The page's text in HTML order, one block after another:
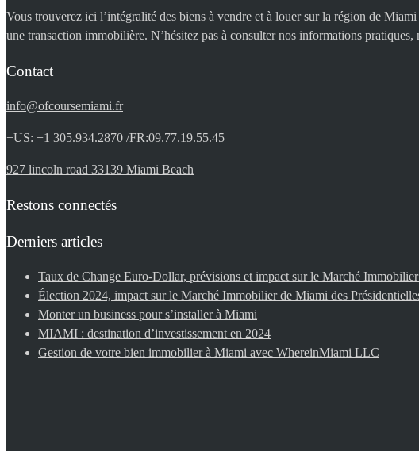
Vous trouverez ici l’intégralité des biens à vendre et à louer sur la région de
une transaction immobilière. N’hésitez pas à consulter nos informations
Contact
info@ofcoursemiami.fr
+US: +1 305.934.2870 /FR:09.77.19.55.45
927 lincoln road 33139 Miami Beach
Restons connectés
Derniers articles
Taux de Change Euro-Dollar, prévisions et impact sur le Marché
Élection 2024, impact sur le Marché Immobilier de Miami des
Monter un business pour s’installer à Miami
MIAMI : destination d’investissement en 2024
Gestion de votre bien immobilier à Miami avec WhereinMiami LLC